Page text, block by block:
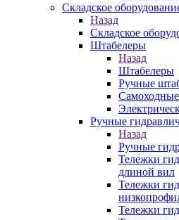
Складское
Назад
Складское
Штабелеры
Назад
Штабелеры
Ручные
Ручные
Назад
Ручные
Тележки
длиной вил
Тележки
Тележки